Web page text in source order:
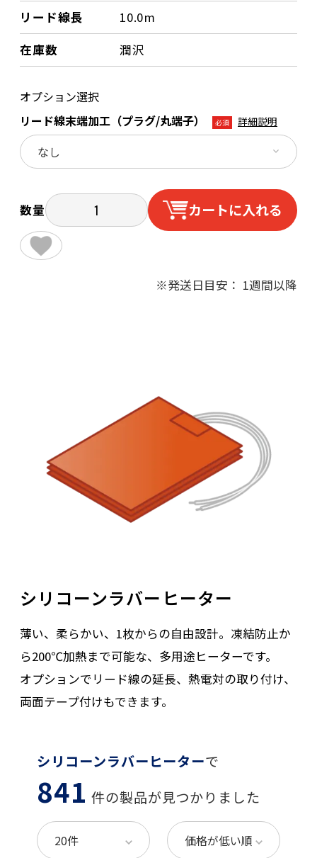
リード線長
10.0m
在庫数
潤沢
オプション選択
リード線末端加工（プラグ/丸端子）
必須 詳細説明
数量 カートに入れる
※発送日目安： 1週間以降
シリコーンラバーヒーター
薄い、柔らかい、1枚からの自由設計。凍結防止か
ら200℃加熱まで可能な、多用途ヒーターです。
オプションでリード線の延長、熱電対の取り付け、
両面テープ付けもできます。
シリコーンラバーヒーターで
841 件の製品が見つかりました